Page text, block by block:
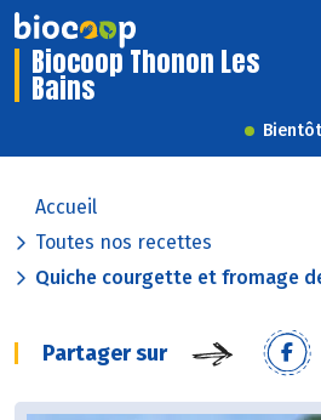
Biocoop Thonon Les
Bains
Accueil
Toutes nos recettes
Quiche courgette et fromage
Partager sur